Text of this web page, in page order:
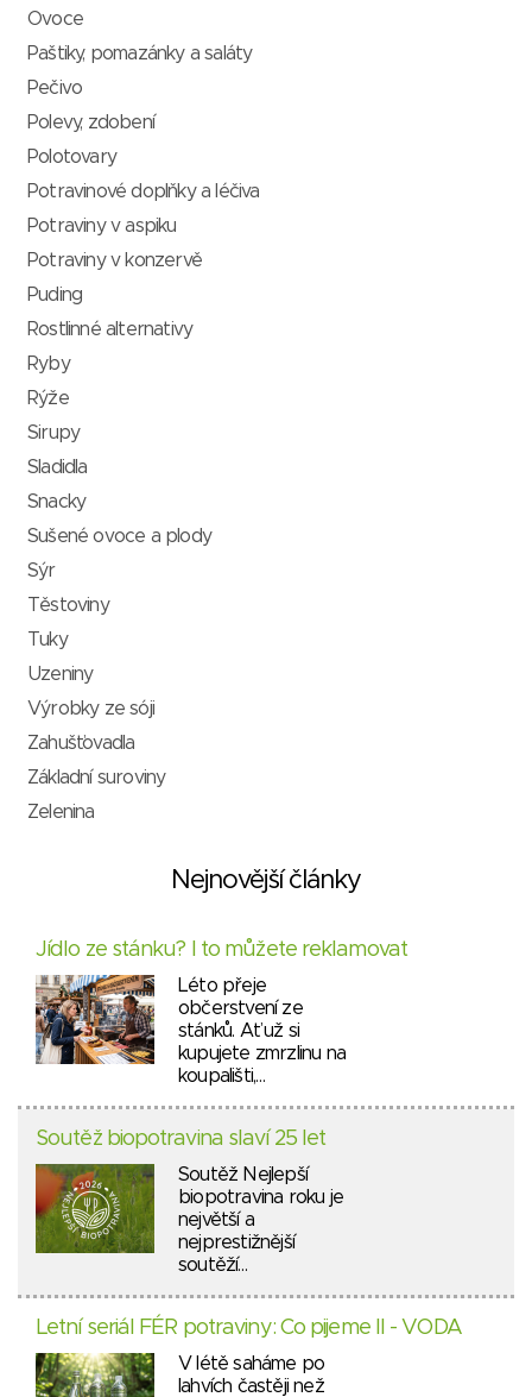
Ovoce
Paštiky, pomazánky a saláty
Pečivo
Polevy, zdobení
Polotovary
Potravinové doplňky a léčiva
Potraviny v aspiku
Potraviny v konzervě
Puding
Rostlinné alternativy
Ryby
Rýže
Sirupy
Sladidla
Snacky
Sušené ovoce a plody
Sýr
Těstoviny
Tuky
Uzeniny
Výrobky ze sóji
Zahušťovadla
Základní suroviny
Zelenina
Nejnovější články
Jídlo ze stánku? I to můžete reklamovat
Léto přeje
občerstvení ze
stánků. Ať už si
kupujete zmrzlinu na
koupališti,…
Soutěž biopotravina slaví 25 let
Soutěž Nejlepší
biopotravina roku je
největší a
nejprestižnější
soutěží…
Letní seriál FÉR potraviny: Co pijeme II - VODA
V létě saháme po
lahvích častěji než